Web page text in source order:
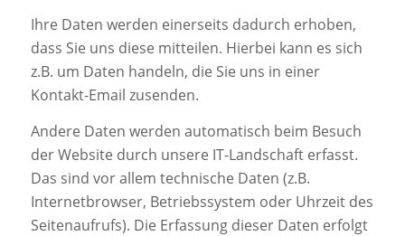
Ihre Daten werden einerseits dadurch erhoben,
dass Sie uns diese mitteilen. Hierbei kann es sich
z.B. um Daten handeln, die Sie uns in einer
Kontakt-Email zusenden.
Andere Daten werden automatisch beim Besuch
der Website durch unsere IT-Landschaft erfasst.
Das sind vor allem technische Daten (z.B.
Internetbrowser, Betriebssystem oder Uhrzeit des
Seitenaufrufs). Die Erfassung dieser Daten erfolgt